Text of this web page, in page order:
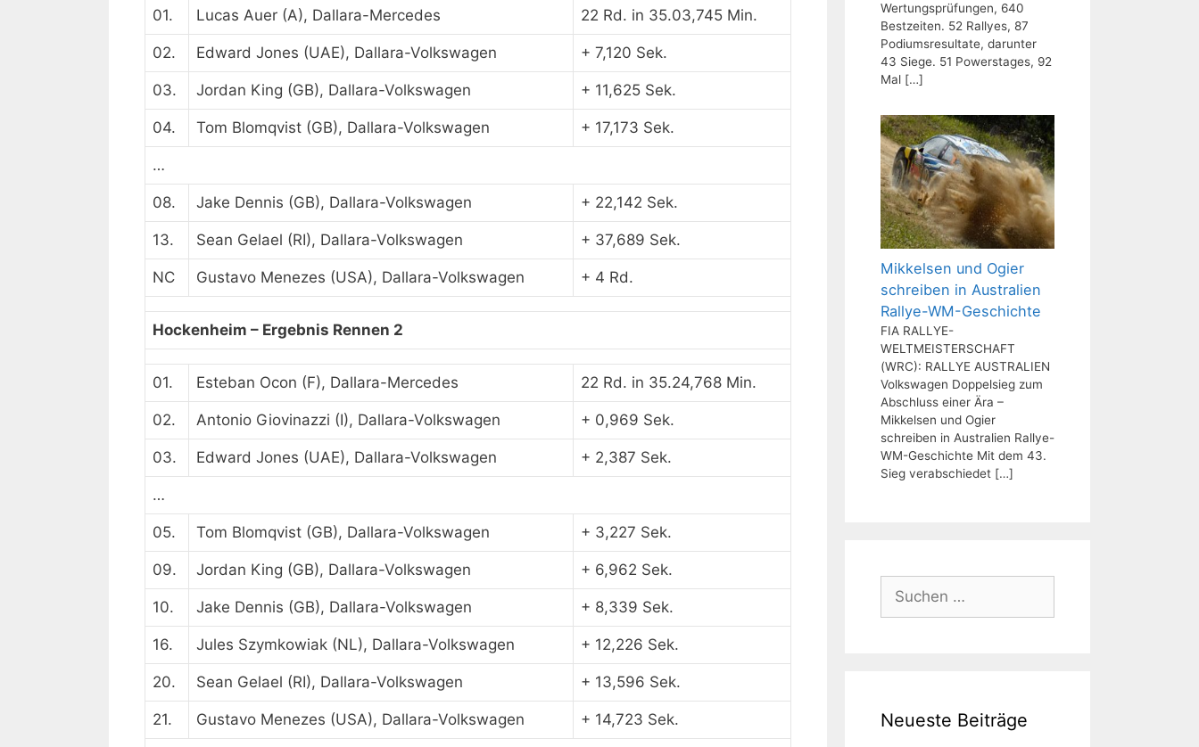
01. Lucas Auer (A), Dallara-Mercedes 22 Rd. in 35.03,745 Min.
02. Edward Jones (UAE), Dallara-Volkswagen + 7,120 Sek.
03. Jordan King (GB), Dallara-Volkswagen + 11,625 Sek.
04. Tom Blomqvist (GB), Dallara-Volkswagen + 17,173 Sek.
…
08. Jake Dennis (GB), Dallara-Volkswagen + 22,142 Sek.
13. Sean Gelael (RI), Dallara-Volkswagen + 37,689 Sek.
NC Gustavo Menezes (USA), Dallara-Volkswagen + 4 Rd.
Hockenheim – Ergebnis Rennen 2
01. Esteban Ocon (F), Dallara-Mercedes 22 Rd. in 35.24,768 Min.
02. Antonio Giovinazzi (I), Dallara-Volkswagen + 0,969 Sek.
03. Edward Jones (UAE), Dallara-Volkswagen + 2,387 Sek.
…
05. Tom Blomqvist (GB), Dallara-Volkswagen + 3,227 Sek.
09. Jordan King (GB), Dallara-Volkswagen + 6,962 Sek.
10. Jake Dennis (GB), Dallara-Volkswagen + 8,339 Sek.
16. Jules Szymkowiak (NL), Dallara-Volkswagen + 12,226 Sek.
20. Sean Gelael (RI), Dallara-Volkswagen + 13,596 Sek.
21. Gustavo Menezes (USA), Dallara-Volkswagen + 14,723 Sek.
Wertungsprüfungen, 640
Bestzeiten. 52 Rallyes, 87
Podiumsresultate, darunter
43 Siege. 51 Powerstages, 92
Mal […]
Mikkelsen und Ogier
schreiben in Australien
Rallye-WM-Geschichte
FIA RALLYE-
WELTMEISTERSCHAFT
(WRC): RALLYE AUSTRALIEN
Volkswagen Doppelsieg zum
Abschluss einer Ära –
Mikkelsen und Ogier
schreiben in Australien Rallye-
WM-Geschichte Mit dem 43.
Sieg verabschiedet […]
nach:
Neueste Beiträge